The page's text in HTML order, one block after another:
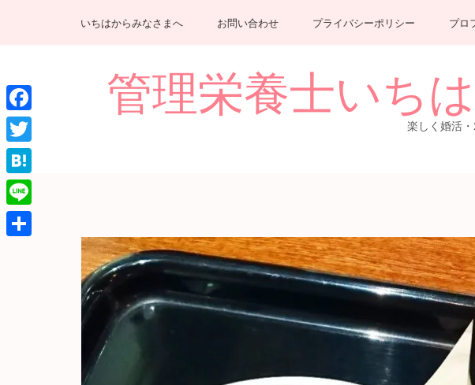
ツ
へ
ス
キ
ッ
プ
(Enter
を
いちはからみなさまへ お問い合わせ プライバシーポリシー プロ
管理栄養士いちは
楽しく婚活
Facebook
Twitter
Hatena
Line